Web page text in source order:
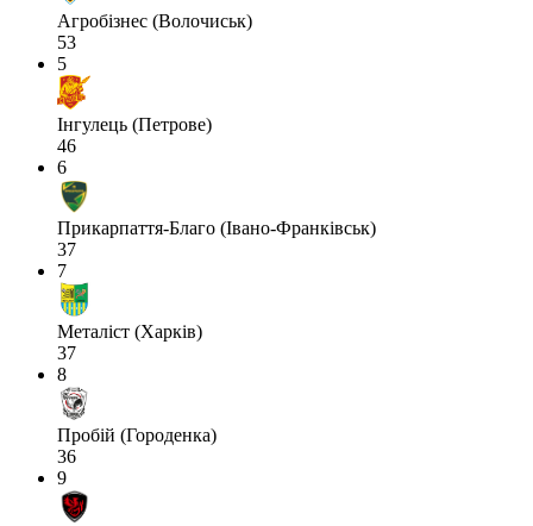
Агробізнес (Волочиськ)
53
5
Інгулець (Петрове)
46
6
Прикарпаття-Благо (Івано-Франківськ)
37
7
Металіст (Харків)
37
8
Пробій (Городенка)
36
9